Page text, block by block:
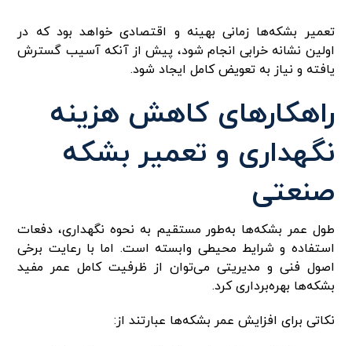
تعمیر بشکه‌ها زمانی بهینه و اقتصادی خواهد بود که در
اولین نشانه خرابی انجام شود، پیش از آنکه آسیب گسترش
یافته و نیاز به تعویض کامل ایجاد شود.
راهکارهای کاهش هزینه
نگهداری و تعمیر بشکه‌
صنعتی
طول عمر بشکه‌ها به‌طور مستقیم به نحوه نگهداری، دفعات
استفاده و شرایط محیطی وابسته است. اما با رعایت برخی
اصول فنی و مدیریتی می‌توان از ظرفیت کامل عمر مفید
بشکه‌ها بهره‌برداری کرد.
نکاتی برای افزایش عمر بشکه‌ها عبارتند از: